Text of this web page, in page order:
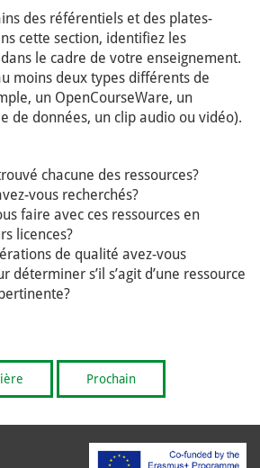
des référentiels et des plates-
cette section, identifiez les
le cadre de votre enseignement.
moins deux types différents de
un OpenCourseWare, un
de données, un clip audio ou vidéo).
chacune des ressources?
vous recherchés?
faire avec ces ressources en
licences?
de qualité avez-vous
déterminer s’il s’agit d’une ressource
Prochain